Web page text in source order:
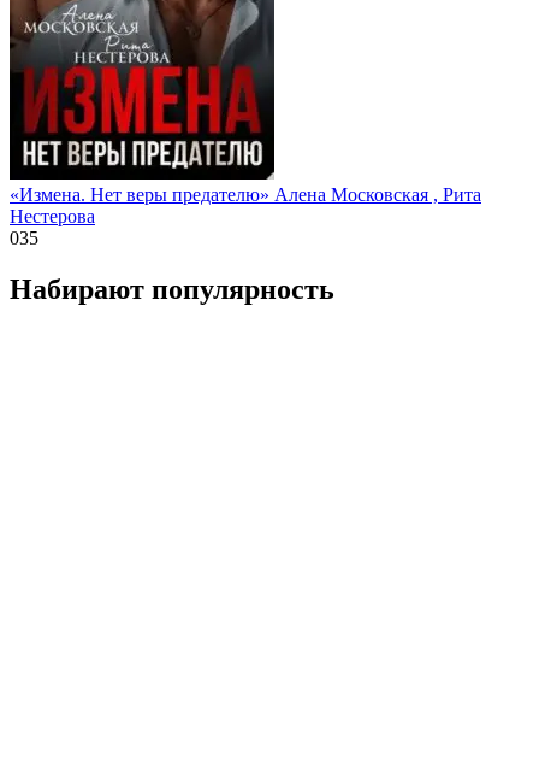
«Измена. Нет веры предателю» Алена Московская , Рита
Нестерова
035
Набирают популярность